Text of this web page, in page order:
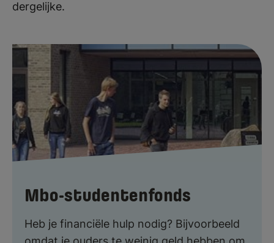
dergelijke.
Mbo-studentenfonds
Heb je financiële hulp nodig? Bijvoorbeeld